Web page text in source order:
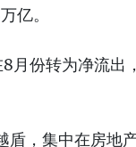
亿。
月份转为净流出
盾，集中在房地